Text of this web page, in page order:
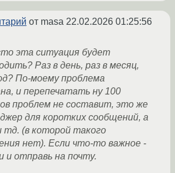
от masa 22.02.2026 01:25:56
эта ситуация будет
Раз в день, раз в месяц,
По-моему проблема
и перепечатать ну 100
проблем не составит, это же
для коротких сообщений, а
тд. (в которой такого
нет). Если что-то важное -
и отправь на почту.